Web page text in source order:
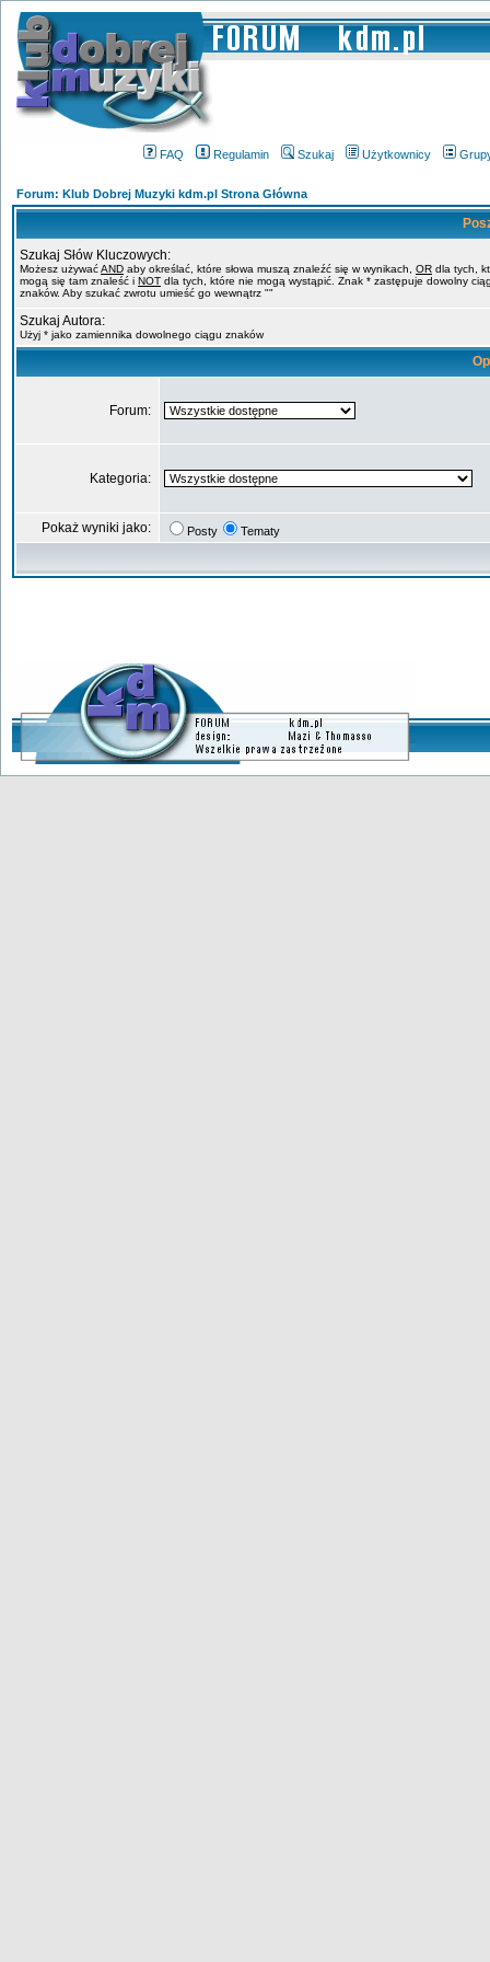
FAQ Regulamin Szukaj Użytkownicy
Forum: Klub Dobrej Muzyki kdm.pl Strona Główna
Szukaj Słów Kluczowych:
Możesz używaćAND aby określać, które słowa muszą znaleźć się w wynikach, OR dla tych,
mogą się tam znaleść i NOT dla tych, które nie mogą wystąpić. Znak * zastępuje dowolny
znaków. Aby szukać zwrotu umieść go wewnątrz ""
Szukaj Autora:
Użyj * jako zamiennika dowolnego ciągu znaków
Forum:
Kategoria:
Pokaż wyniki jako: Posty Tematy